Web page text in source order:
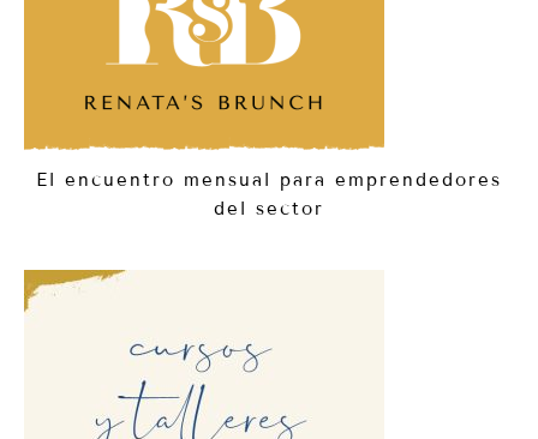
El encuentro mensual para emprendedores
del sector